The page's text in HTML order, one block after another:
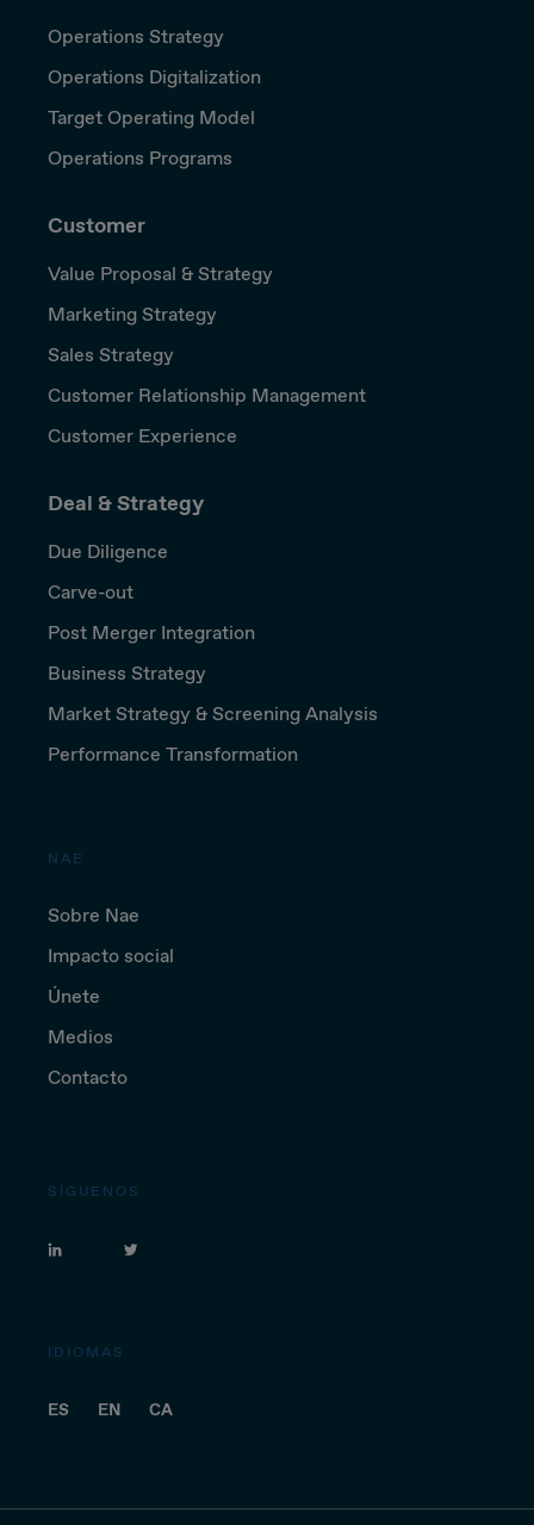
Operations Strategy
Operations Digitalization
Target Operating Model
Operations Programs
Customer
Value Proposal & Strategy
Marketing Strategy
Sales Strategy
Customer Relationship Management
Customer Experience
Deal & Strategy
Due Diligence
Carve-out
Post Merger Integration
Business Strategy
Market Strategy & Screening Analysis
Performance Transformation
NAE
Sobre Nae
Impacto social
Únete
Medios
Contacto
SÍGUENOS
IDIOMAS
ES EN CA